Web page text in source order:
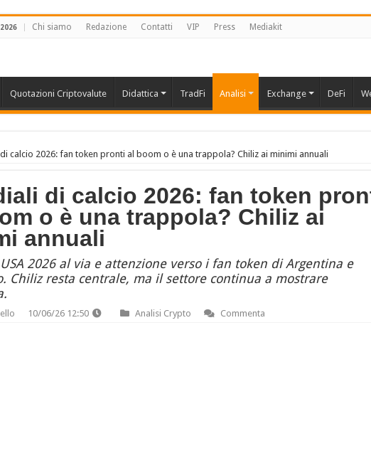
Chi siamo Redazione Contatti VIP Press Mediakit
Quotazioni Criptovalute Didattica TradFi Analisi Exchange DeFi
calcio 2026: fan token pronti al boom o è una trappola? Chiliz ai minimi annuali
di calcio 2026: fan token
o è una trappola? Chiliz ai
annuali
2026 al via e attenzione verso i fan token di Argentina e
Chiliz resta centrale, ma il settore continua a mostrare
10/06/26 12:50 Analisi Crypto Commenta